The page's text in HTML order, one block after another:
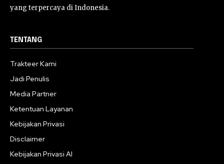
yang terpercaya di Indonesia.
TENTANG
Trakteer Kami
Jadi Penulis
Media Partner
Ketentuan Layanan
Kebijakan Privasi
Disclaimer
Kebijakan Privasi AI